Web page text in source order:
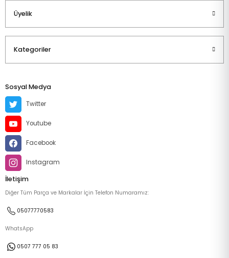
Üyelik
Kategoriler
Sosyal Medya
Twitter
Youtube
Facebook
Instagram
İletişim
Diğer Tüm Parça ve Markalar İçin Telefon Numaramız:
05077770583
WhatsApp
0507 777 05 83